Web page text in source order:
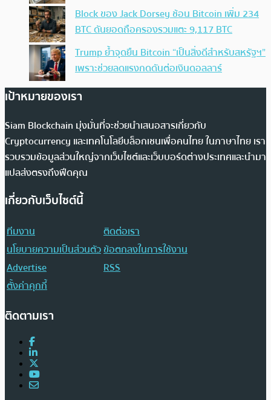
Block ของ Jack Dorsey ช้อน Bitcoin เพิ่ม 234
BTC ดันยอดถือครองรวมแตะ 9,117 BTC
Trump ย้ำจุดยืน Bitcoin “เป็นสิ่งดีสำหรับสหรัฐฯ”
เพราะช่วยลดแรงกดดันต่อเงินดอลลาร์
เป้าหมายของเรา
Siam Blockchain มุ่งมั่นที่จะช่วยนำเสนอสารเกี่ยวกับ
Cryptocurrency และเทคโนโลยีบล็อกเชนเพื่อคนไทย ในภาษาไทย เรา
รวบรวมข้อมูลส่วนใหญ่จากเว็บไซต์และเว็บบอร์ดต่างประเทศและนำมา
แปลส่งตรงถึงฟีดคุณ
เกี่ยวกับเว็บไซต์นี้
ทีมงาน
ติดต่อเรา
นโยบายความเป็นส่วนตัวข้อตกลงในการใช้งาน
Advertise
RSS
ตั้งค่าคุกกี้
ติดตามเรา